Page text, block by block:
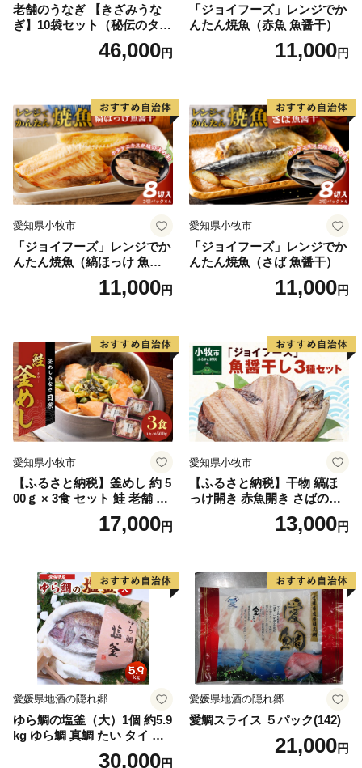
老舗のうなぎ 【きざみうな
ぎ】10袋セット（秘伝のタレ
46,000円
「ジョイフーズ」レンジでか
んたん焼魚（赤魚 魚醤干）
11,000円
愛知県小牧市
「ジョイフーズ」レンジでか
んたん焼魚（縞ほっけ 魚醤
11,000円
愛知県小牧市
「ジョイフーズ」レンジでか
んたん焼魚（さば 魚醤干）
11,000円
愛知県小牧市
【ふるさと納税】釜めし 約 5
00ｇ × 3食 セット 鮭 老舗 急
速冷凍 レンチン 時短 簡単調
理 食品 加工品 海鮮 手作り
り寄せグルメ 愛知県 小牧市
送料無料
17,000円
愛知県小牧市
【ふるさと納税】干物 縞ほ
っけ開き 赤魚開き さばの開
き 魚醤干し 3種 セット 詰め
合わせ 魚 おかず 肉厚 おいし
取り寄せグルメ 魚醤 ナンプ
ラー 愛知県 小牧市 冷凍 送料
無料
13,000円
愛媛県地酒の隠れ郷
ゆら鯛の塩釜（大）1個 約5.9
kg ゆら鯛 真鯛 たい タイ 鯛
塩釜焼き 塩釜 魚 魚介類 海鮮
30,000円
愛媛県地酒の隠れ郷
愛鯛スライス ５パック(142)
21,000円